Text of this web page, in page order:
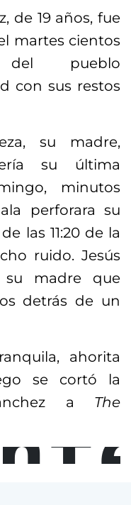
de 19 años, fue
martes cientos
pueblo
con sus restos
su madre,
su última
minutos
perforara su
las 11:20 de la
ruido. Jesús
madre que
detrás de un
ahorita
se cortó la
a The